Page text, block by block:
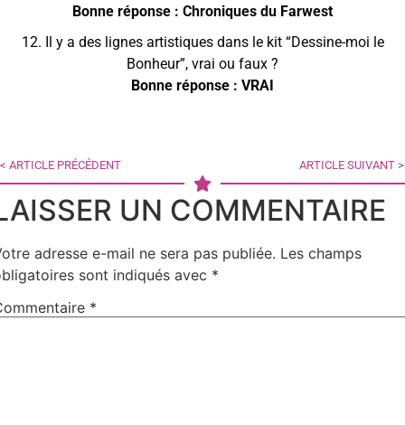
Bonne réponse : Chroniques du Farwest
12. Il y a des lignes artistiques dans le kit “Dessine-moi le
Bonheur”, vrai ou faux ?
Bonne réponse : VRAI
< ARTICLE PRÉCÉDENT ARTICLE SUIVANT >
UN COMMENTAIRE
adresse e-mail ne sera pas publiée. Les champs
sont indiqués avec *
*